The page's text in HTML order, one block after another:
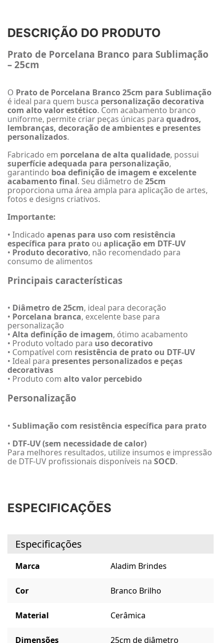
DESCRIÇÃO DO PRODUTO
Prato de Porcelana Branco para Sublimação
– 25cm
O Prato de Porcelana Branco 25cm para Sublimação
é ideal para quem busca personalização decorativa
com alto valor estético. Com acabamento branco
uniforme, permite criar peças únicas para quadros,
lembranças, decoração de ambientes e presentes
personalizados.
Fabricado em porcelana de alta qualidade, possui
superfície adequada para personalização,
garantindo boa definição de imagem e excelente
acabamento final. Seu diâmetro de25cm
proporciona uma área ampla para aplicação de artes,
fotos e designs criativos.
Importante:
• Indicado apenas para uso com resistência
específica para prato ou aplicação em DTF-UV
• Produto decorativo, não recomendado para
consumo de alimentos
Principais características
• Diâmetro de 25cm, ideal para decoração
• Porcelana branca, excelente base para
personalização
• Alta definição de imagem, ótimo acabamento
• Produto voltado para uso decorativo
• Compatível com resistência de prato ou DTF-UV
• Ideal para presentes personalizados e peças
decorativas
• Produto com alto valor percebido
Personalização
• Sublimação com resistência específica para prato
• DTF-UV (sem necessidade de calor)
Para melhores resultados, utilize insumos e impressão
de DTF-UV profissionais disponíveis na SOCD.
ESPECIFICAÇÕES
Especificações
Marca Aladim Brindes
Cor Branco Brilho
Material Cerâmica
Dimensões 25cm de diâmetro